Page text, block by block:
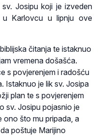
Josipu koji je izveden
u Karlovcu u lipnju ove
čitanja te istaknuo
vremena došašća.
s povjerenjem i radošću
Istaknuo je lik sv. Josipa
plan te s povjerenjem
sv. Josipu pojasnio je
ono što mu pripada, a
poštuje Marijino